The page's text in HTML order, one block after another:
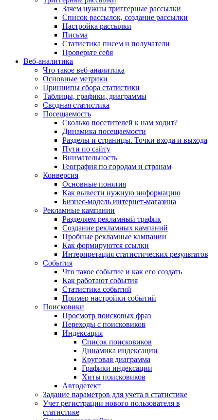
Зачем нужны триггерные рассылки
Список рассылок, создание рассылки
Настройка рассылки
Письма
Статистика писем и получатели
Проверьте себя
Веб-аналитика
Что такое веб-аналитика
Основные метрики
Принципы сбора статистики
Таблицы, графики, диаграммы
Сводная статистика
Посещаемость
Сколько посетителей к нам ходит?
Динамика посещаемости
Разделы и страницы. Точки входа и выхода
Пути по сайту
Внимательность
География по городам и странам
Конверсия
Основные понятия
Как вывести нужную информацию
Бизнес-модель интернет-магазина
Рекламные кампании
Разделяем рекламный трафик
Создание рекламных кампаний
Пробные рекламные кампании
Как формируются ссылки
Интерпретация статистических результатов
События
Что такое событие и как его создать
Как работают события
Статистика событий
Пример настройки событий
Поисковики
Просмотр поисковых фраз
Переходы с поисковиков
Индексация
Список поисковиков
Динамика индексации
Круговая диаграмма
Графики индексации
Хиты поисковиков
Автодетект
Задание параметров для учета в статистике
Учет регистрации нового пользователя в
статистике